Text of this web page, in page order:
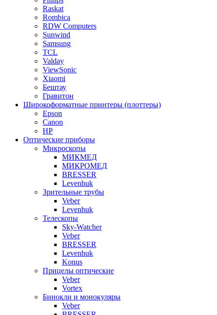
Raskat
Rombica
RDW Computers
Sunwind
Samsung
TCL
Valday
ViewSonic
Xiaomi
Бештау
Гравитон
Широкоформатные принтеры (плоттеры)
Epson
Canon
HP
Оптические приборы
Микроскопы
МИКМЕД
МИКРОМЕД
BRESSER
Levenhuk
Зрительные трубы
Veber
Levenhuk
Телескопы
Sky-Watcher
Veber
BRESSER
Levenhuk
Konus
Прицелы оптические
Veber
Vortex
Бинокли и монокуляры
Veber